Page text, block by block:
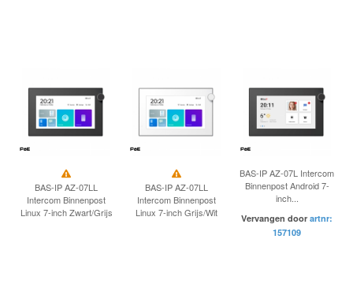
BAS-IP AZ-07LL
Intercom Binnenpost
Linux 7-inch Zwart/Grijs
BAS-IP AZ-07LL
Intercom Binnenpost
Linux 7-inch Grijs/Wit
BAS-IP AZ-07L Intercom
Binnenpost Android 7-
inch...
Vervangen door artnr:
157109